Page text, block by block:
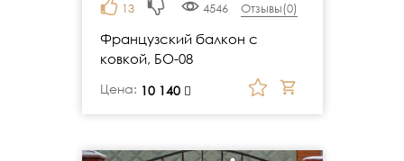
13 4546 Отзывы(0)
Французский балкон с
ковкой, БО-08
Цена: 10 140
руб.